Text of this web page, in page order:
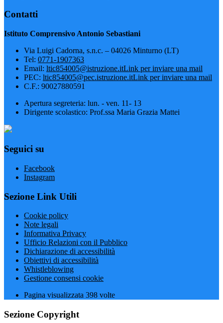
Contatti
Istituto Comprensivo Antonio Sebastiani
Via Luigi Cadorna, s.n.c. – 04026 Minturno (LT)
Tel: 0771-1907363
Email: ltic854005@istruzione.itLink per inviare una mail
PEC: ltic854005@pec.istruzione.itLink per inviare una mail
C.F.: 90027880591
Apertura segreteria: lun. - ven. 11- 13
Dirigente scolastico: Prof.ssa Maria Grazia Mattei
Seguici su
Facebook
Instagram
Sezione Link Utili
Cookie policy
Note legali
Informativa Privacy
Ufficio Relazioni con il Pubblico
Dichiarazione di accessibilità
Obiettivi di accessibilità
Whistleblowing
Gestione consensi cookie
Pagina visualizzata 398 volte
Sezione Copyright